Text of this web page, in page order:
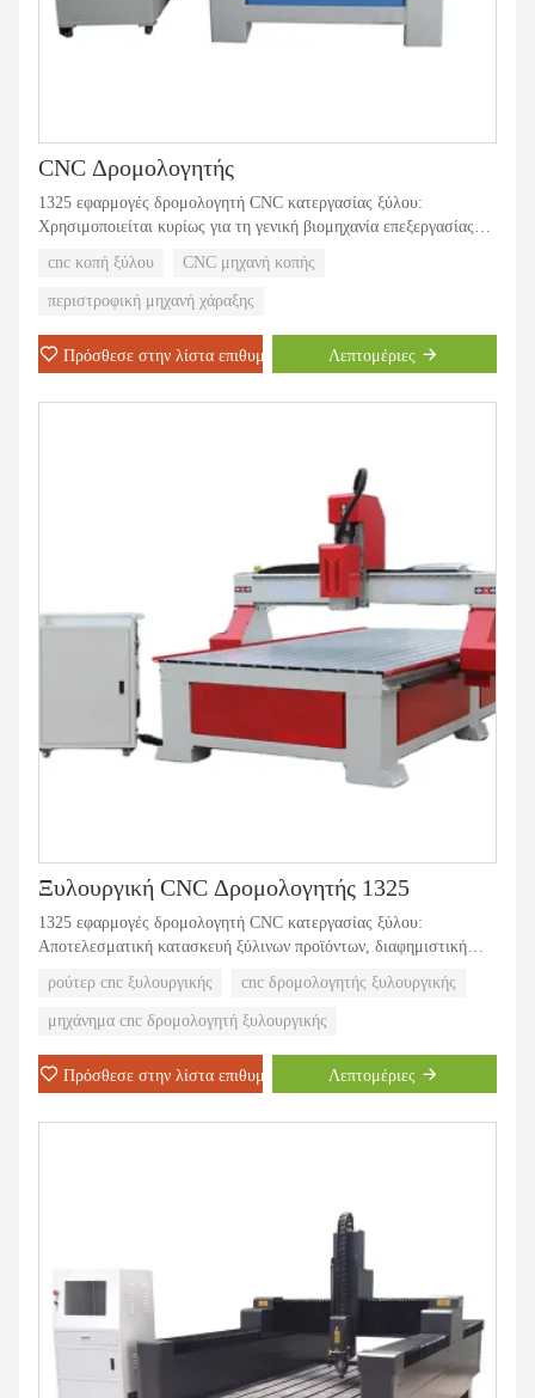
CNC Δρομολογητής
1325 εφαρμογές δρομολογητή CNC κατεργασίας ξύλου:
Χρησιμοποιείται κυρίως για τη γενική βιομηχανία επεξεργασίας
σημαδιών (ακρυλικό, MDF, σανίδα δύο χρωμάτων, σανίδα αφρού,
σανίδα αλουμινίου-πλαστικής, σανίδα ABS, σανίδα ξύλου)
Μπορούμε να πουλήσουμε 500 σετ αυτού του μηχανήματος σε ένα
μήνα.
cnc κοπή ξύλου CNC μηχανή κοπής
περιστροφική μηχανή χάραξης
Πρόσθεσε στην λίστα επιθυμιών Λεπτομέριες
Ξυλουργική CNC Δρομολογητής 1325
1325 εφαρμογές δρομολογητή CNC κατεργασίας ξύλου:
Αποτελεσματική κατασκευή ξύλινων προϊόντων, διαφημιστική
μαζική κοπή. Επίσης το μηχάνημα μπορεί να χαράξει σανίδες από
σίδερο, ορείχαλκο, αλουμίνιο, πλαστικό και ξύλο και τα μη
Μπορούμε να πουλήσουμε 500 σετ αυτού του μηχανήματος σε ένα
ρούτερ cnc ξυλουργικής cnc δρομολογητής ξυλουργικής
μηχάνημα cnc δρομολογητή ξυλουργικής
Πρόσθεσε στην λίστα επιθυμιών Λεπτομέριες